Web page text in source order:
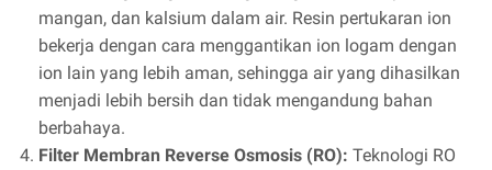
mangan, dan kalsium dalam air. Resin pertukaran ion
bekerja dengan cara menggantikan ion logam dengan
ion lain yang lebih aman, sehingga air yang dihasilkan
menjadi lebih bersih dan tidak mengandung bahan
berbahaya.
Filter Membran Reverse Osmosis (RO): Teknologi RO